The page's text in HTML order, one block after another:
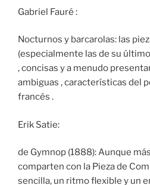
Gabriel Fauré :
Nocturnos y barcarolas: las
(especialmente las de su
, concisas y a menudo
ambiguas , características del
francés .
Erik Satie:
de Gymnop (1888): Aunque
comparten con la Pieza de
sencilla, un ritmo flexible y un